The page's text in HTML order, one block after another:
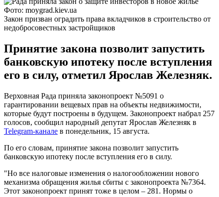
Фото: moygrad.kiev.ua
Закон призван оградить права вкладчиков в строительство от
недобросовестных застройщиков
Принятие закона позволит запустить
банковскую ипотеку после вступления
его в силу, отметил Ярослав Железняк.
Верховная Рада приняла законопроект №5091 о
гарантировании вещевых прав на объекты недвижимости,
которые будут построены в будущем. Законопроект набрал 257
голосов, сообщил народный депутат Ярослав Железняк в
Telegram-канале в понедельник, 15 августа.
По его словам, принятие закона позволит запустить
банковскую ипотеку после вступления его в силу.
"Но все налоговые изменения о налогообложении нового
механизма обращения жилья сбиты с законопроекта №7364.
Этот законопроект принят тоже в целом – 281. Нормы о